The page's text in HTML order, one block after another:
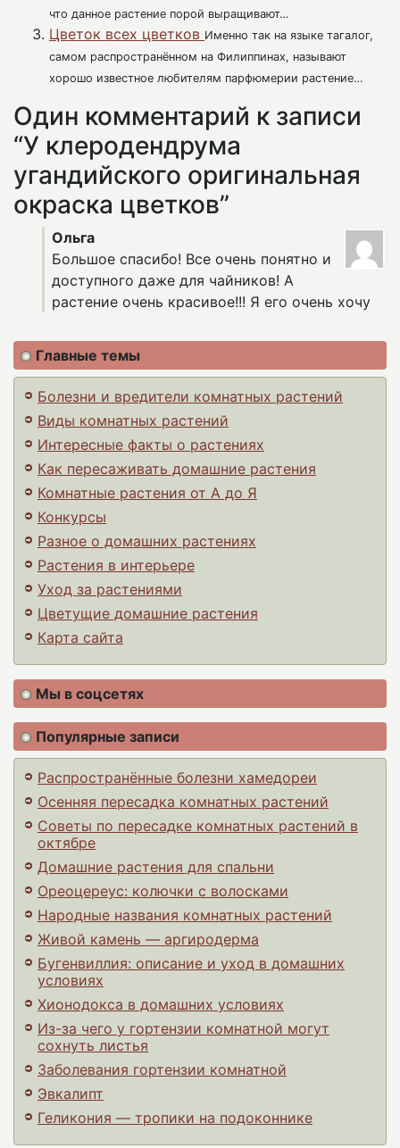
что данное растение порой выращивают…
Цветок всех цветков Именно так на языке тагалог,
самом распространённом на Филиппинах, называют
хорошо известное любителям парфюмерии растение…
Один комментарий к записи
“У клеродендрума
угандийского оригинальная
окраска цветков”
Ольга
Большое спасибо! Все очень понятно и
доступного даже для чайников! А
растение очень красивое!!! Я его очень хочу
Главные темы
Болезни и вредители комнатных растений
Виды комнатных растений
Интересные факты о растениях
Как пересаживать домашние растения
Комнатные растения от А до Я
Конкурсы
Разное о домашних растениях
Растения в интерьере
Уход за растениями
Цветущие домашние растения
Карта сайта
Мы в соцсетях
Популярные записи
Распространённые болезни хамедореи
Осенняя пересадка комнатных растений
Советы по пересадке комнатных растений в
октябре
Домашние растения для спальни
Ореоцереус: колючки с волосками
Народные названия комнатных растений
Живой камень — аргиродерма
Бугенвиллия: описание и уход в домашних
условиях
Хионодокса в домашних условиях
Из-за чего у гортензии комнатной могут
сохнуть листья
Заболевания гортензии комнатной
Эвкалипт
Геликония — тропики на подоконнике